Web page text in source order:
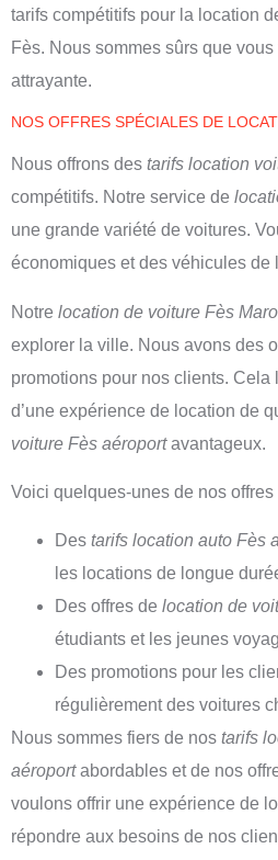
tarifs compétitifs pour la location
Fès. Nous sommes sûrs que
attrayante.
NOS OFFRES SPÉCIALES DE
Nous offrons des tarifs location
compétitifs. Notre service de
une grande variété de voitures.
économiques et des véhicules de
Notre location de voiture Fès
explorer la ville. Nous avons des
promotions pour nos clients. Cela
d’une expérience de location de
voiture Fès aéroportavantageux.
Voici quelques-unes de nos offres
Des tarifs location auto Fès
les locations de longue
Des offres de location de
étudiants et les jeunes
Des promotions pour les
régulièrement des voitures
Nous sommes fiers de nos tarifs
aéroportabordables et de nos
voulons offrir une expérience de
répondre aux besoins de nos